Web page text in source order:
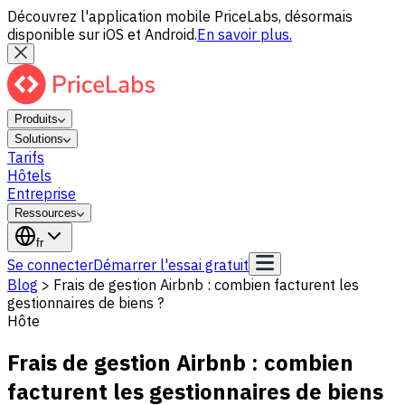
Découvrez l'application mobile PriceLabs, désormais
disponible sur iOS et Android.En savoir plus.
Produits
Solutions
Tarifs
Hôtels
Entreprise
Ressources
fr
Se connecterDémarrer l'essai gratuit
Blog > Frais de gestion Airbnb : combien facturent les
gestionnaires de biens ?
Hôte
Frais de gestion Airbnb : combien
facturent les gestionnaires de biens